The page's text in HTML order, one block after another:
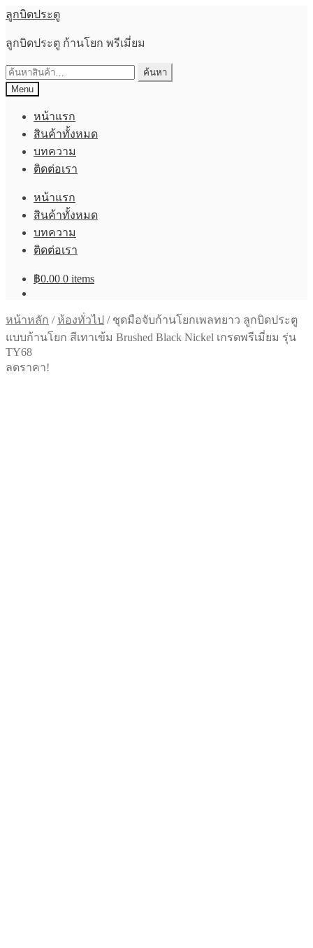
Skip
to
navigation
Skip
to
content
ลูกบิดประตู
ลูกบิดประตู ก้านโยก พรีเมี่ยม
ค้นหา:
ค้นหา
Menu
หน้าแรก
สินค้าทั้งหมด
บทความ
ติดต่อเรา
หน้าแรก
สินค้าทั้งหมด
บทความ
ติดต่อเรา
฿0.00 0 items
หน้าหลัก / ห้องทั่วไป / ชุดมือจับก้านโยกเพลทยาว ลูกบิดประตู
แบบก้านโยก สีเทาเข้ม Brushed Black Nickel เกรดพรีเมี่ยม รุ่น
TY68
ลดราคา!